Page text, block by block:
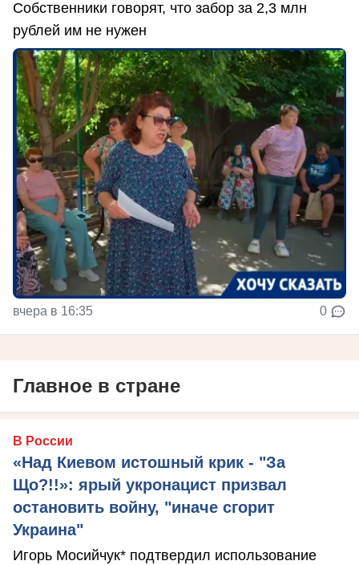
Собственники говорят, что забор за 2,3 млн
рублей им не нужен
вчера в 16:35 0
Главное в стране
В России
«Над Киевом истошный крик - "За
Що?!!»: ярый укронацист призвал
остановить войну, "иначе сгорит
Украина"
Игорь Мосийчук* подтвердил использование